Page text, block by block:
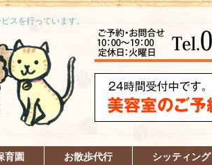
スを行っています。
育園 お散歩代行 シッティング